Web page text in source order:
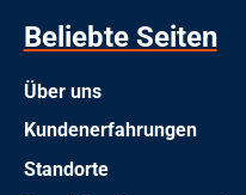
Beliebte Seiten
Über uns
Kundenerfahrungen
Standorte